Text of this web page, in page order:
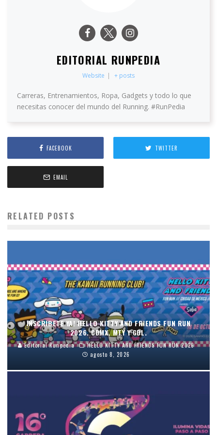
EDITORIAL RUNPEDIA
Website | + posts
Carreras, Entrenamientos, Ropa, Gadgets y todo lo que
necesitas conocer del mundo del Running. #RunPedia
FACEBOOK TWITTER
EMAIL
RELATED POSTS
INSCRIBETE YA! HELLO KITTY AND FRIENDS FUN RUN
2026. CDMX, MTY Y GDL.
Editorial Runpedia
HELLO KITTY AND FRIENDS FUN RUN 2026
agosto 8, 2026